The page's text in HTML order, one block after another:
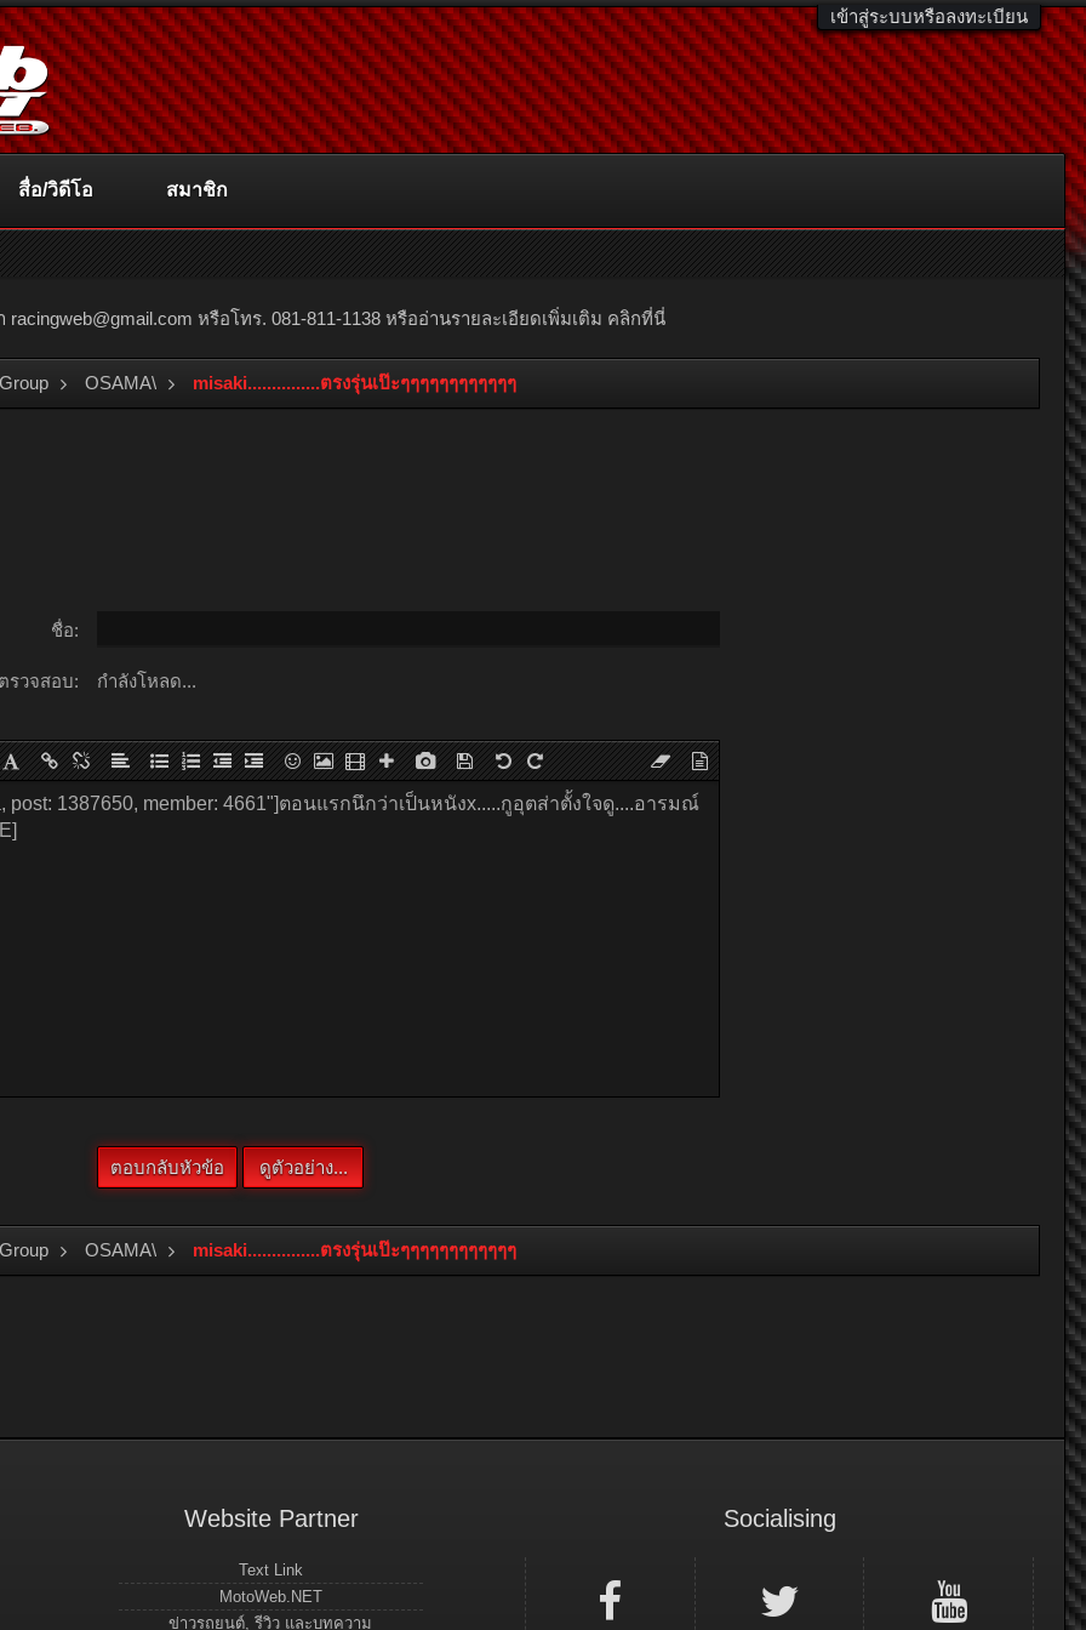
เข้าสู่ระบบหรือลงทะเบียน
racingweb@gmail.com หรือโทร. 081-811-1138 หรืออ่านรายละเอียดเพิ่มเติม คลิกที่นี่
OSAMA\ misaki...............ตรงรุ่นเป๊ะๆๆๆๆๆๆๆๆๆๆๆๆ
ชื่อ:
รวจสอบ: กำลังโหลด...
OSAMA\ misaki...............ตรงรุ่นเป๊ะๆๆๆๆๆๆๆๆๆๆๆๆ
สื่อ/วิดีโอ สมาชิก
Website Partner
Text Link
MotoWeb.NET
ข่าวรถยนต์, รีวิว และบทความ
Socialising